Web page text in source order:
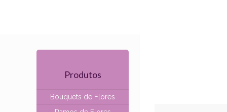
Produtos
Bouquets de Flores